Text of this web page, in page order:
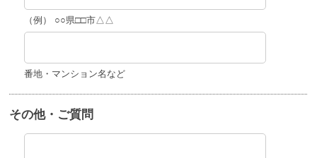
（例） ○○県□□市△△
番地・マンション名など
その他・ご質問